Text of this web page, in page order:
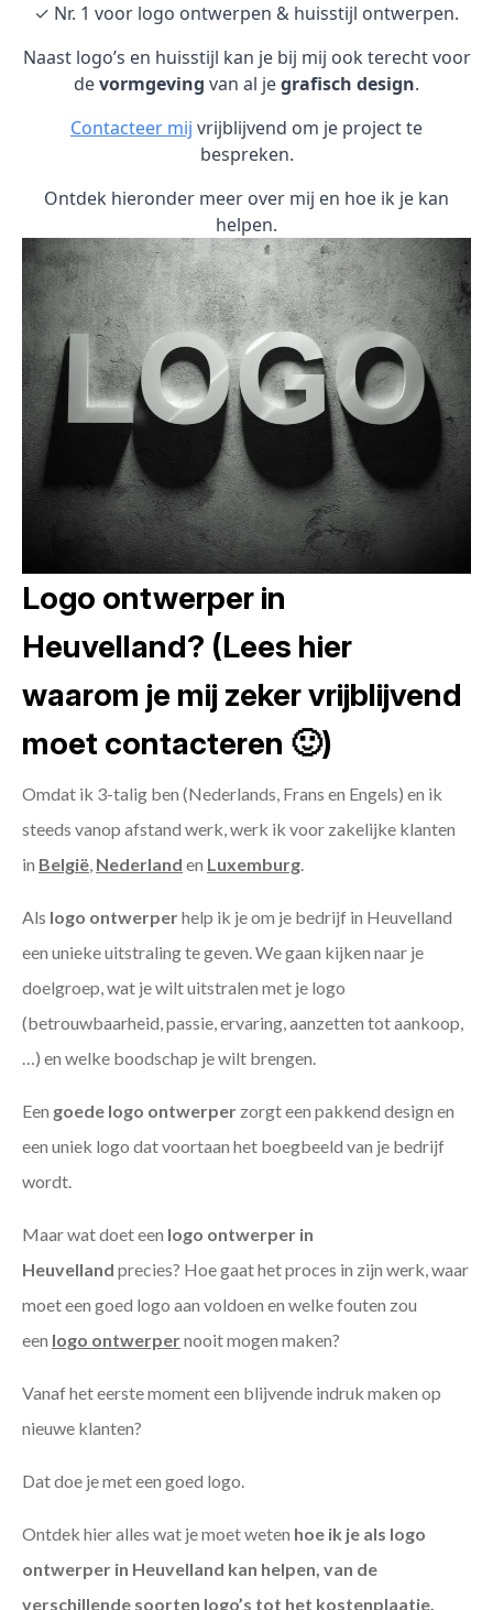
✓ Nr. 1 voor logo ontwerpen & huisstijl ontwerpen.
Naast logo’s en huisstijl kan je bij mij ook terecht voor
devormgeving van al jegrafisch design.
Contacteer mij vrijblijvend om je project te
bespreken.
Ontdek hieronder meer over mij en hoe ik je kan
helpen.
Logo ontwerper in
Heuvelland? (Lees hier
waarom je mij zeker vrijblijvend
moet contacteren 🙂)
Omdat ik 3-talig ben (Nederlands, Frans en Engels) en ik
steeds vanop afstand werk, werk ik voor zakelijke klanten
in België, Nederland en Luxemburg.
Als logo ontwerperhelp ik je om je bedrijf in Heuvelland
een unieke uitstraling te geven. We gaan kijken naar je
doelgroep, wat je wilt uitstralen met je logo
(betrouwbaarheid, passie, ervaring, aanzetten tot aankoop,
…) en welke boodschap je wilt brengen.
Een goede logo ontwerper zorgt een pakkend design en
een uniek logo dat voortaan het boegbeeld van je bedrijf
wordt.
Maar wat doet een logo ontwerper in
Heuvelland precies? Hoe gaat het proces in zijn werk, waar
moet een goed logo aan voldoen en welke fouten zou
een logo ontwerpernooit mogen maken?
Vanaf het eerste moment een blijvende indruk maken op
nieuwe klanten?
Dat doe je met een goed logo.
Ontdek hier alles wat je moet weten hoe ik je als logo
ontwerper in Heuvelland kan helpen, van de
verschillende soorten logo’s tot het kostenplaatje.